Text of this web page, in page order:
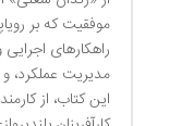
موفقیت که بر
راهکارهای
مدیریت عملکرد،
این کتاب، از